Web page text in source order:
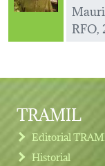
RFO,
TRAMIL
Editorial
Historial